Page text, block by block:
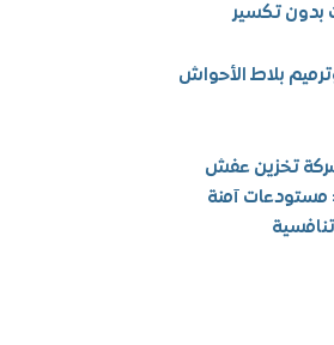
بدون تكسير
بلاط الأحواش
تخزين عفش
مستودعات آمنة